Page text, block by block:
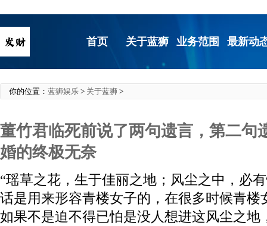
首页 关于蓝狮 业务范围 最新动
你的位置： 蓝狮娱乐 > 关于蓝狮 >
董竹君临死前说了两句遗言，第二句
婚的终极无奈
“瑶草之花，生于佳丽之地；风尘之中，必
话是用来形容青楼女子的，在很多时候青楼
如果不是迫不得已怕是没人想进这风尘之地